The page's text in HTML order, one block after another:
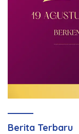
Berita Terbaru